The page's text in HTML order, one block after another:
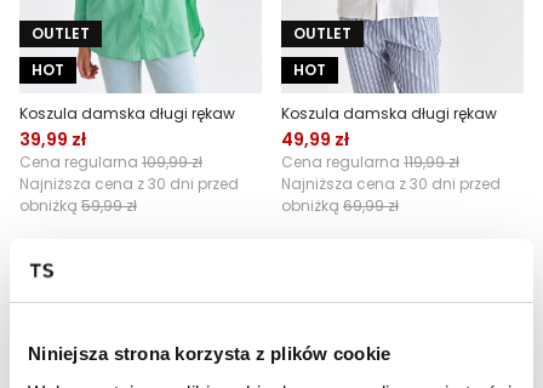
Niniejsza strona korzysta z plików cookie
OUTLET
HOT
Koszula damska długi rękaw
39,99 zł
Cena regularna 109,99 zł
Najniższa cena z 30 dni przed
obniżką 59,99 zł
OUTLET
HOT
Koszula damska długi rękaw
49,99 zł
Cena regularna 119,99 zł
Najniższa cena z 30 dni przed
obniżką 69,99 zł